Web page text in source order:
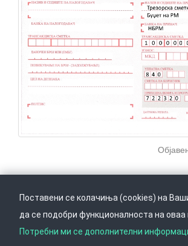
Врати се горе
Поставени се колачиња (cookies) на
да се подобри функционалноста на оваа
Потребни ми се дополнителни